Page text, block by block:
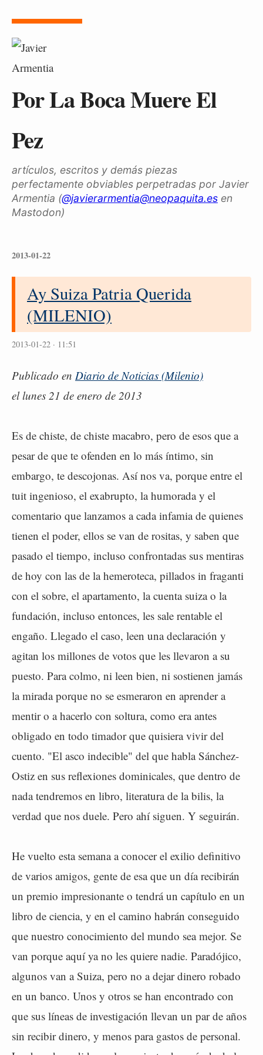
Por La Boca Muere El
Pez
artículos, escritos y demás piezas
perfectamente obviables perpetradas por Javier
Armentia (@javierarmentia@neopaquita.es en
Mastodon)
2013-01-22
Ay Suiza Patria Querida
(MILENIO)
2013-01-22 · 11:51
Publicado en Diario de Noticias (Milenio)
el lunes 21 de enero de 2013
Es de chiste, de chiste macabro, pero de esos que a
pesar de que te ofenden en lo más íntimo, sin
embargo, te descojonas. Así nos va, porque entre el
tuit ingenioso, el exabrupto, la humorada y el
comentario que lanzamos a cada infamia de quienes
tienen el poder, ellos se van de rositas, y saben que
pasado el tiempo, incluso confrontadas sus mentiras
de hoy con las de la hemeroteca, pillados in fraganti
con el sobre, el apartamento, la cuenta suiza o la
fundación, incluso entonces, les sale rentable el
engaño. Llegado el caso, leen una declaración y
agitan los millones de votos que les llevaron a su
puesto. Para colmo, ni leen bien, ni sostienen jamás
la mirada porque no se esmeraron en aprender a
mentir o a hacerlo con soltura, como era antes
obligado en todo timador que quisiera vivir del
cuento. "El asco indecible" del que habla Sánchez-
Ostiz en sus reflexiones dominicales, que dentro de
nada tendremos en libro, literatura de la bilis, la
verdad que nos duele. Pero ahí siguen. Y seguirán.
He vuelto esta semana a conocer el exilio definitivo
de varios amigos, gente de esa que un día recibirán
un premio impresionante o tendrá un capítulo en un
libro de ciencia, y en el camino habrán conseguido
que nuestro conocimiento del mundo sea mejor. Se
van porque aquí ya no les quiere nadie. Paradójico,
algunos van a Suiza, pero no a dejar dinero robado
en un banco. Unos y otros se han encontrado con
que sus líneas de investigación llevan un par de años
sin recibir dinero, y menos para gastos de personal.